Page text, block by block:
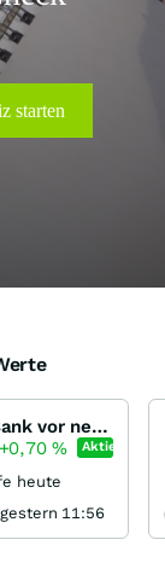
Deutsche Bank vor neuem All-Time-High
+0,70 % Aktie
heute
11:56